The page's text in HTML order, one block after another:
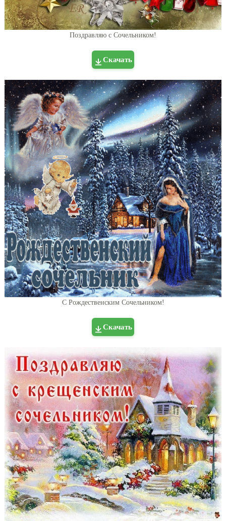
Поздравляю с Сочельником!
Скачать
С Рождественским Сочельником!
Скачать